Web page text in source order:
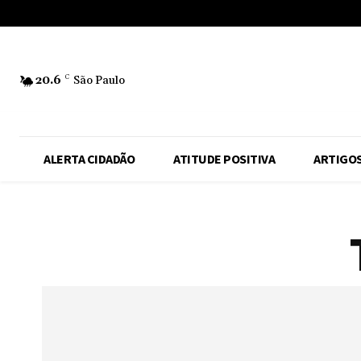
20.6 C São Paulo
ALERTA CIDADÃO ATITUDE POSITIVA